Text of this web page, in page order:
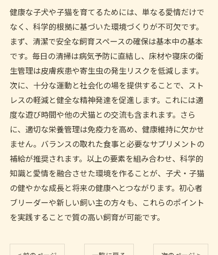
健康な子犬や子猫を育てるためには、単なる愛情だけで
なく、科学的根拠に基づいた環境づくりが不可欠です。
まず、清潔で安全な飼育スペースの確保は基本中の基本
です。毎日の清掃は病気予防に直結し、床材や寝床の衛
生管理は皮膚疾患や寄生虫の発生リスクを低減します。
次に、十分な運動と社会化の場を提供することで、スト
レスの軽減と健全な精神発達を促進します。これには適
度な遊び時間や他の犬猫との交流も含まれます。さら
に、適切な栄養管理は免疫力を高め、健康維持に欠かせ
ません。バランスの取れた食事と必要なサプリメントの
補給が推奨されます。以上の要素を組み合わせ、科学的
知識と愛情を融合させた環境を作ることが、子犬・子猫
の健やかな成長と将来の健康へとつながります。初心者
ブリーダーや新しい飼い主の方々も、これらのポイント
を実践することで質の高い飼育が可能です。